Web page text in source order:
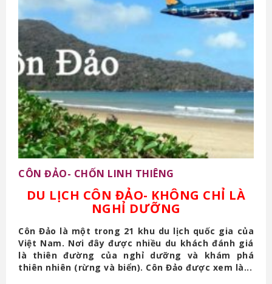
CÔN ĐẢO- CHỐN LINH THIÊNG
DU LỊCH CÔN ĐẢO- KHÔNG CHỈ LÀ
NGHỈ DƯỠNG
Côn Đảo là một trong 21 khu du lịch quốc gia của
Việt Nam. Nơi đây được nhiều du khách đánh giá
là thiên đường của nghỉ dưỡng và khám phá
thiên nhiên (rừng và biển). Côn Đảo được xem là...